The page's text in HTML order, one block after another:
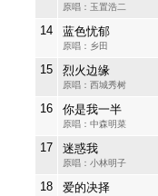
原唱：玉置浩二
14 蓝色忧郁
原唱：乡田
15 烈火边缘
原唱：西城秀树
16 你是我一半
原唱：中森明菜
17 迷惑我
原唱：小林明子
18 爱的决择